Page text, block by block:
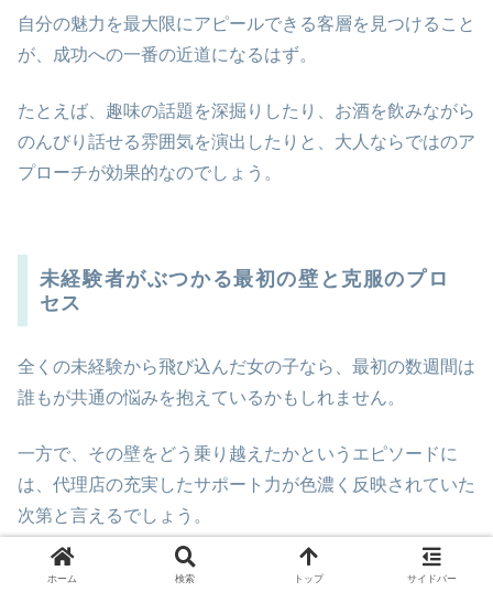
自分の魅力を最大限にアピールできる客層を見つけること
が、成功への一番の近道になるはず。
たとえば、趣味の話題を深掘りしたり、お酒を飲みながら
のんびり話せる雰囲気を演出したりと、大人ならではのア
プローチが効果的なのでしょう。
未経験者がぶつかる最初の壁と克服のプロ
セス
全くの未経験から飛び込んだ女の子なら、最初の数週間は
誰もが共通の悩みを抱えているかもしれません。
一方で、その壁をどう乗り越えたかというエピソードに
は、代理店の充実したサポート力が色濃く反映されていた
次第と言えるでしょう。
以下に、未経験者が感じやすい不安と、それに対する現場
ホーム 検索 トップ サイドバー